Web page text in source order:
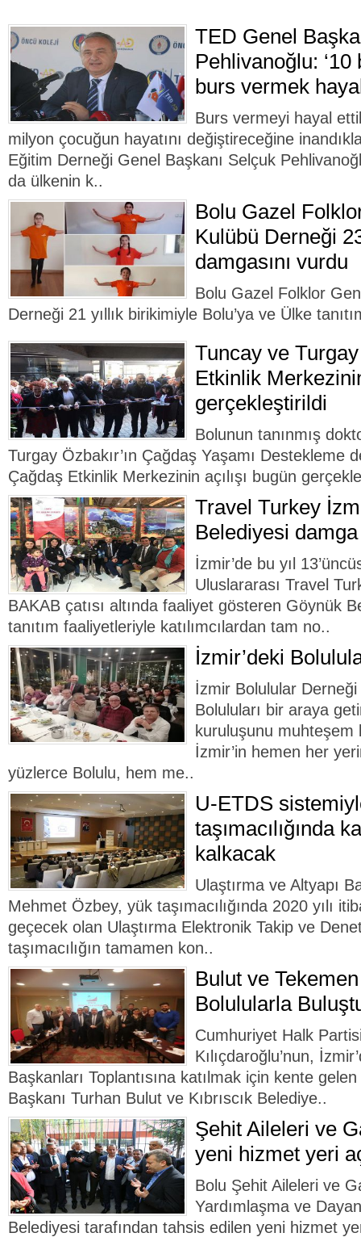
TED Genel
Pehlivanoğlu:
burs vermek
Burs vermeyi hayal
milyon çocuğun hayatını değiştireceğine
Eğitim Derneği Genel Başkanı Selçuk
da ülkenin k..
Bolu Gazel
Kulübü Derneği
damgasını vurdu
Bolu Gazel Folklor
Derneği 21 yıllık birikimiyle Bolu’ya ve Ülke
Tuncay ve
Etkinlik
gerçekleştirildi
Bolunun tanınmış
Turgay Özbakır’ın Çağdaş Yaşamı Destekleme
Çağdaş Etkinlik Merkezinin açılışı bugün
Travel Turkey
Belediyesi
İzmir’de bu yıl
Uluslararası Travel
BAKAB çatısı altında faaliyet gösteren Göynük
tanıtım faaliyetleriyle katılımcılardan tam no..
İzmir’deki
İzmir Bolulular
Boluluları bir araya
kuruluşunu muhteşem
İzmir’in hemen her
yüzlerce Bolulu, hem me..
U-ETDS
taşımacılığında
kalkacak
Ulaştırma ve Altyapı
Mehmet Özbey, yük taşımacılığında 2020 yılı
geçecek olan Ulaştırma Elektronik Takip ve
taşımacılığın tamamen kon..
Bulut ve
Bolulularla
Cumhuriyet Halk
Kılıçdaroğlu’nun,
Başkanları Toplantısına katılmak için kente
Başkanı Turhan Bulut ve Kıbrıscık Belediye..
Şehit Aileleri ve
yeni hizmet yeri
Bolu Şehit Aileleri ve
Yardımlaşma ve
Belediyesi tarafından tahsis edilen yeni hizmet